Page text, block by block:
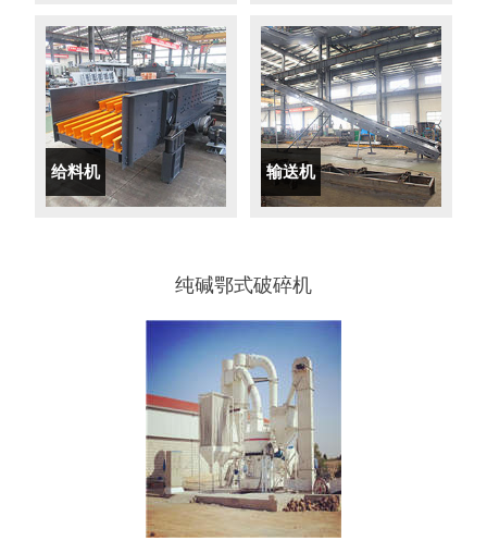
给料机 输送机
纯碱鄂式破碎机